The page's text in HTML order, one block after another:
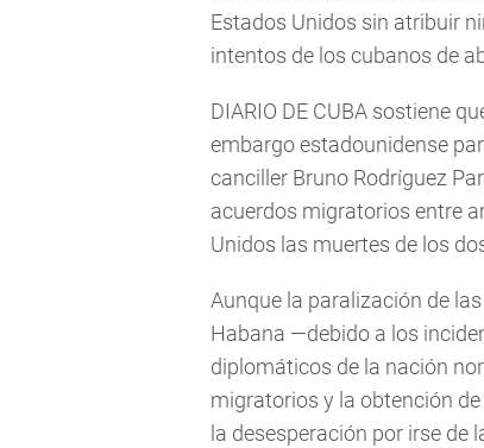
Estados Unidos sin atribuir
intentos de los cubanos de
DIARIO DE CUBA sostiene
embargo estadounidense
canciller Bruno Rodríguez
acuerdos migratorios entre
Unidos las muertes de los
Aunque la paralización de
Habana —debido a los
diplomáticos de la nación
migratorios y la obtención
la desesperación por irse de